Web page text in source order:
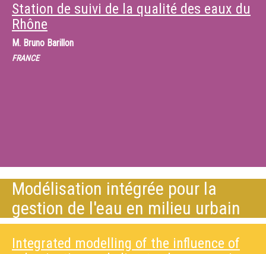
Station de suivi de la qualité des eaux du
Rhône
M. Bruno Barillon
FRANCE
Modélisation intégrée pour la
gestion de l'eau en milieu urbain
Integrated modelling of the influence of